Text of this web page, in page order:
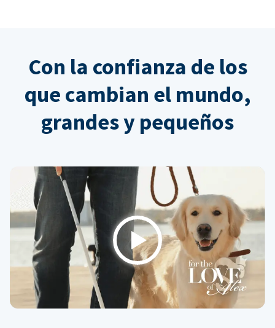
Con la confianza de los
que cambian el mundo,
grandes y pequeños
Play